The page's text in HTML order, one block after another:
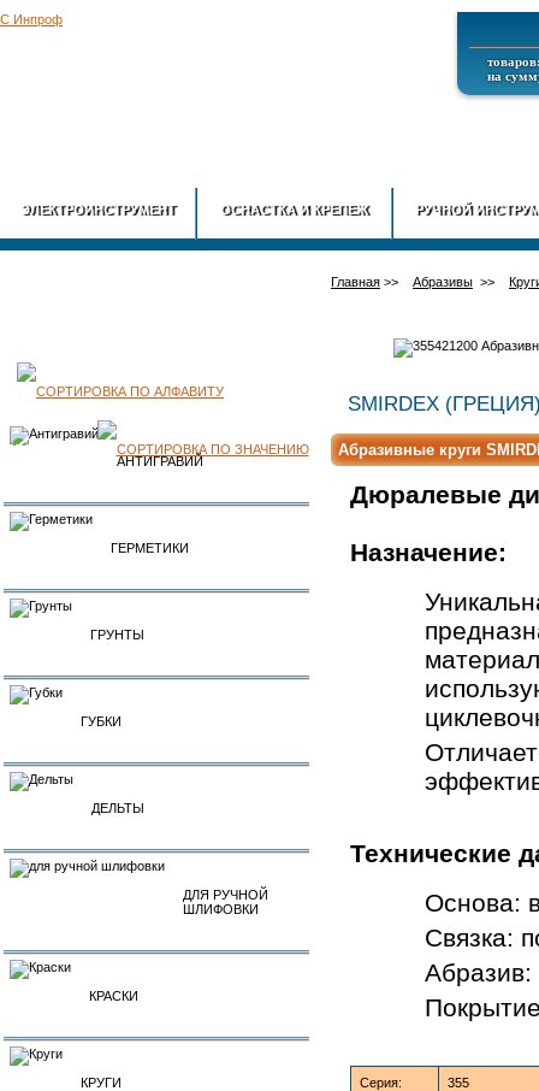
на
ЭЛЕКТРОИНСТРУМЕНТ ОСНАСТКА И КРЕПЕЖ РУЧНОЙ
ПРОДУКЦИИ
АНТИГРАВИЙ
ГЕРМЕТИКИ
ГРУНТЫ
ГУБКИ
ДЕЛЬТЫ
ДЛЯ РУЧНОЙ
ШЛИФОВКИ
КРАСКИ
КРУГИ
Главная >> Абразивы >>
SMIRDEX
Абразивные круги
Дюралевые
Назначение:
Технические
Основа:
Связка:
Абразив:
Серия: 355